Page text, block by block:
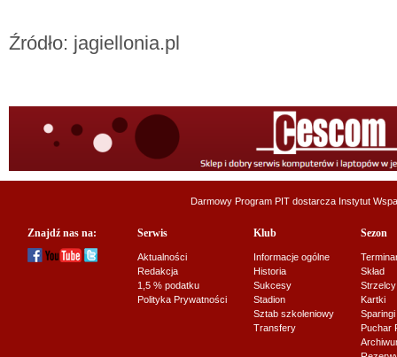
Źródło: jagiellonia.pl
Darmowy Program PIT dostarcza Instytut
Znajdź nas na: Serwis
Aktualności
Redakcja
1,5 % podatku
Polityka Prywatności
Klub
Informacje ogólne
Historia
Sukcesy
Stadion
Sztab szkoleniowy
Transfery
Sezon
Skład
Strzelcy
Kartki
Sparingi
Puchar